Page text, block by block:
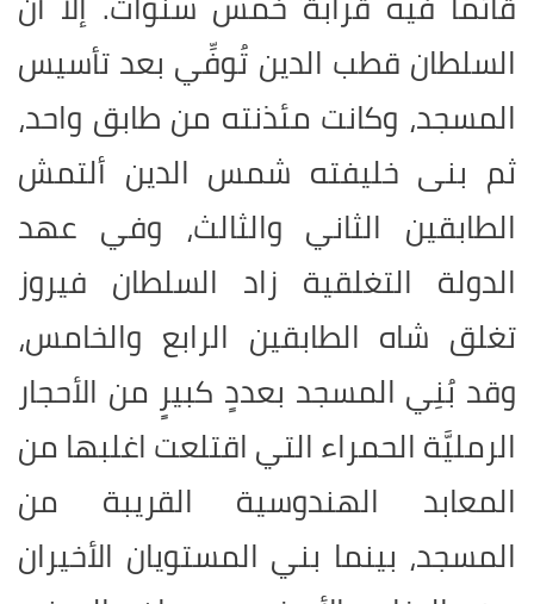
السلطان قطب الدين تُوفِّي بعد تأسيس
المسجد، وكانت مئذنته من طابق واحد،
ثم بنى خليفته شمس الدين ألتمش
الطابقين الثاني والثالث، وفي عهد
الدولة التغلقية زاد السلطان فيروز
تغلق شاه الطابقين الرابع والخامس،
وقد بُنِي المسجد بعددٍ كبيرٍ من الأحجار
الرمليَّة الحمراء التي اقتلعت اغلبها من
المعابد الهندوسية القريبة من
المسجد، بينما بني المستويان الأخيران